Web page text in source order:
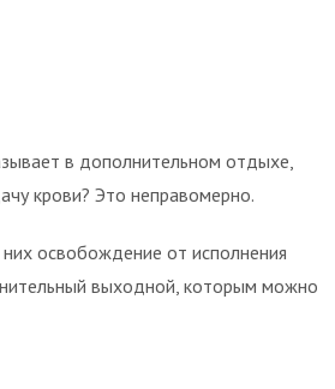
в дополнительном отдыхе,
крови? Это неправомерно.
освобождение от исполнения
выходной, которым можно